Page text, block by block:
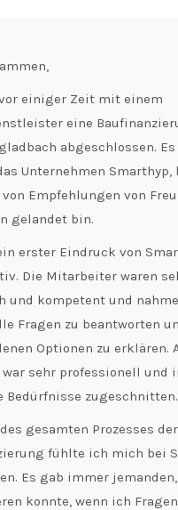
einiger Zeit mit einem
eine
abgeschlossen.
Unternehmen Smarthyp,
Empfehlungen von
gelandet bin.
erster Eindruck von
Die Mitarbeiter waren
und kompetent und
Fragen zu beantworten
Optionen zu erklären.
war sehr professionell und
Bedürfnisse zugeschnitten.
gesamten Prozesses der
fühlte ich mich bei
Es gab immer
konnte, wenn ich